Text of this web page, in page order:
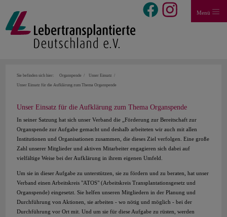
Menü
Sie befinden sich hier: Organspende Unser Einsatz
Unser Einsatz für die Aufklärung zum Thema Organspende
Unser Einsatz für die Aufklärung zum Thema Organspende
In seiner Satzung hat sich unser Verband die „Förderung zur Bereitschaft zur
Organspende zur Aufgabe gemacht und deshalb arbeiteten wir auch mit allen
Institutionen und Organisationen zusammen, die dieses Ziel verfolgen. Eine große
Zahl unserer Mitglieder und aktiven Mitarbeiter engagieren sich dabei auf
vielfältige Weise bei der Aufklärung in ihrem eigenen Umfeld.
Um sie in dieser Aufgabe zu unterstützen, sie zu fördern und zu beraten, hat unser
Verband einen Arbeitskreis "ATOS" (Arbeitskreis Transplantationsgesetz und
Organspende) eingesetzt. Sie helfen unseren Mitgliedern in der Planung und
Durchführung von Aktionen, sie arbeiten - wo nötig und möglich - bei der
Durchführung vor Ort mit. Und um sie für diese Aufgabe zu rüsten, werden